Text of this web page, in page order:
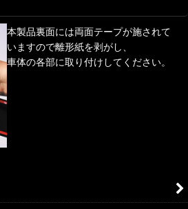
本製品裏面には両面テープが施されて
いますので離形紙を剥がし、
車体の各部に取り付けしてください。